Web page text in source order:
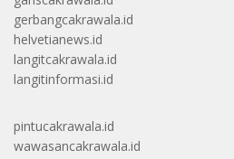
gerbangcakrawala.id
helvetianews.id
langitcakrawala.id
langitinformasi.id
pintucakrawala.id
wawasancakrawala.id